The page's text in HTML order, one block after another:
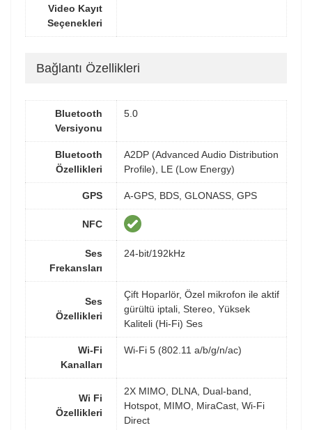
Video Kayıt
Seçenekleri
Bağlantı Özellikleri
Bluetooth
Versiyonu
5.0
Bluetooth
Özellikleri
A2DP (Advanced Audio Distribution
Profile), LE (Low Energy)
GPS A-GPS, BDS, GLONASS, GPS
NFC
Ses
Frekansları
24-bit/192kHz
Ses
Özellikleri
Çift Hoparlör, Özel mikrofon ile aktif
gürültü iptali, Stereo, Yüksek
Kaliteli (Hi-Fi) Ses
Wi-Fi
Kanalları
Wi-Fi 5 (802.11 a/b/g/n/ac)
Wi Fi
Özellikleri
2X MIMO, DLNA, Dual-band,
Hotspot, MIMO, MiraCast, Wi-Fi
Direct